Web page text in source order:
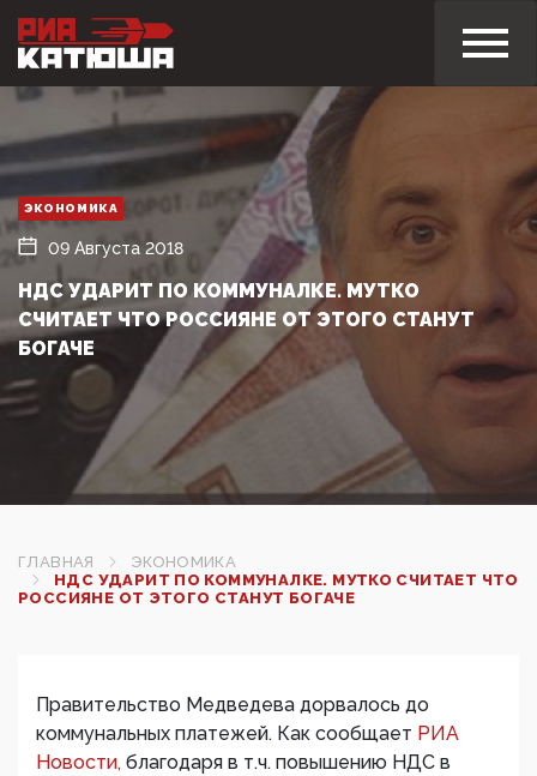
ЭКОНОМИКА
09 Августа 2018
НДС УДАРИТ ПО КОММУНАЛКЕ. МУТКО
СЧИТАЕТ ЧТО РОССИЯНЕ ОТ ЭТОГО СТАНУТ
БОГАЧЕ
ГЛАВНАЯ
ЭКОНОМИКА
НДС УДАРИТ ПО КОММУНАЛКЕ. МУТКО СЧИТАЕТ ЧТО
РОССИЯНЕ ОТ ЭТОГО СТАНУТ БОГАЧЕ
Правительство Медведева дорвалось до
коммунальных платежей. Как сообщает РИА
Новости, благодаря в т.ч. повышению НДС в